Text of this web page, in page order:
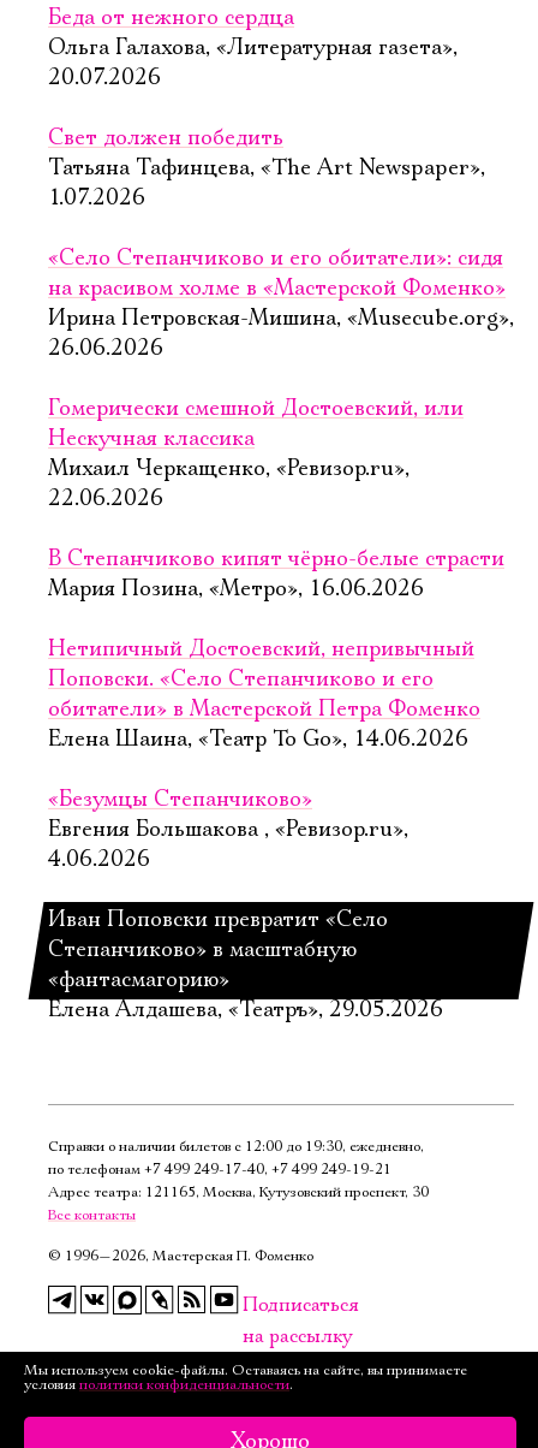
Беда от нежного сердца
Ольга Галахова, «Литературная газета»,
20.07.2026
Свет должен победить
Татьяна Тафинцева, «The Art Newspaper»,
1.07.2026
«Село Степанчиково и его обитатели»: сидя
на красивом холме в «Мастерской Фоменко»
Ирина Петровская-Мишина, «Musecube.org»,
26.06.2026
Гомерически смешной Достоевский, или
Нескучная классика
Михаил Черкащенко, «Ревизор.ru»,
22.06.2026
В Степанчиково кипят чёрно-белые страсти
Мария Позина, «Метро», 16.06.2026
Нетипичный Достоевский, непривычный
Поповски. «Село Степанчиково и его
обитатели» в Мастерской Петра Фоменко
Елена Шаина, «Театр To Go», 14.06.2026
«Безумцы Степанчиково»
Евгения Большакова , «Ревизор.ru»,
4.06.2026
Иван Поповски превратит «Село
Степанчиково» в масштабную
«фантасмагорию»
Елена Алдашева, «Театръ», 29.05.2026
Справки о наличии билетов с 12:00 до 19:30, ежедневно,
по телефонам +7 499 249‑17‑40, +7 499 249‑19‑21
Адрес театра: 121165, Москва, Кутузовский проспект, 30
Все контакты
© 1996—2026, Мастерская П. Фоменко
Подписаться
на рассылку
Версия для слабовидящих
Мы используем cookie-файлы. Оставаясь на сайте, вы принимаете
условия политики конфиденциальности.
Хорошо